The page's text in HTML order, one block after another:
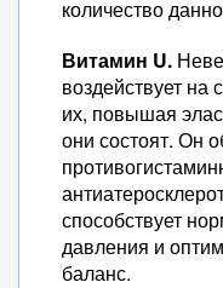
количество
Витамин U.
воздействует на
их, повышая
они состоят. Он
способствует
давления и
баланс.